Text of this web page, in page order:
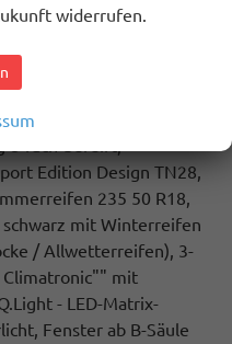
2 Abfallbehälter,
links und rechts.
Sport Edition Schriftzug
und im
Edition Design TN28,
235 50 R18,
mit Winterreifen
/ Allwetterreifen), 3-
Climatronic"" mit
- LED-Matrix-
Fenster ab B-Säule
widerrufen.